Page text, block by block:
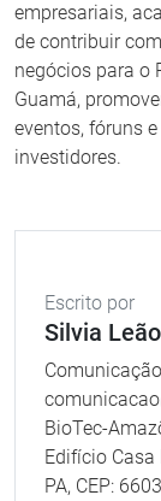
empresariais,
de contribuir
negócios para o
Guamá,
eventos, fóruns
investidores.
Escrito por
Silvia Leão
BioTec-
Edifício Casa
PA, CEP: